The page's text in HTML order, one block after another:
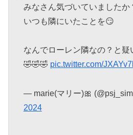
みなさん気づいていましたか
いつも隣にいたことを😏
なんでローレン隣なの？と疑
🤣🤣🤣 pic.twitter.com/
— marie(マリー)🎀
2024